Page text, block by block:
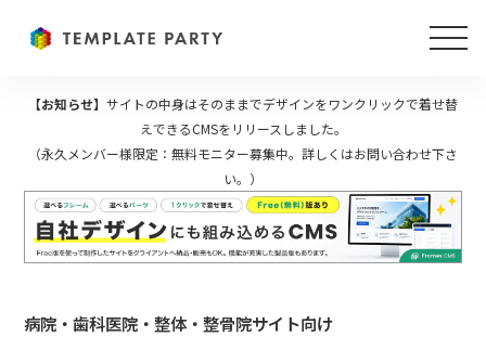
【お知らせ】 サイトの中身はそのままでデザインをワンクリックで着せ替
えできるCMSをリリースしました。
（永久メンバー様限定：無料モニター募集中。詳しくはお問い合わせ下さ
い。）
病院・歯科医院・整体・整骨院サイト向け